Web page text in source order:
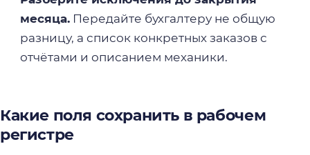
месяца.Передайте бухгалтеру не общую
разницу, а список конкретных заказов с
отчётами и описанием механики.
Какие поля сохранить в рабочем
регистре